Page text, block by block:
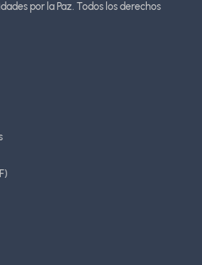
por la Paz. Todos los derechos